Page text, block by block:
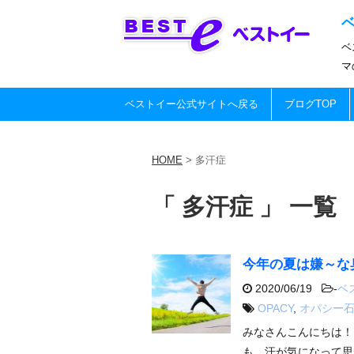
ベ
ベストイー公式サイトへ戻る ブログTOP
HOME > 多汗症
「 多汗症 」 一覧
今年の夏は嫌～
2020/06/19 -ベ
OPACY, オパシー
みなさんこんにちは